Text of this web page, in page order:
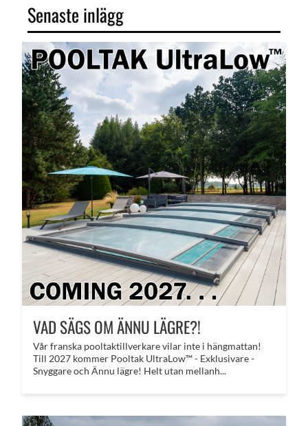
Senaste inlägg
VAD SÄGS OM ÄNNU LÄGRE?!
​Vår franska pooltaktillverkare vilar inte i hängmattan!
Till 2027 kommer Pooltak UltraLow™ - Exklusivare -
Snyggare och Ännu lägre! Helt utan mellanh...